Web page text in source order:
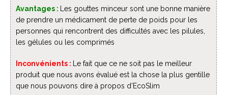
Avantages :
Les gouttes minceur sont une bonne manière
de prendre un médicament de perte de poids pour les
personnes qui rencontrent des difficultés avec les pilules,
les gélules ou les comprimés
Inconvénients :
Le fait que ce ne soit pas le meilleur
produit que nous avons évalué est la chose la plus gentille
que nous pouvons dire à propos d’EcoSlim